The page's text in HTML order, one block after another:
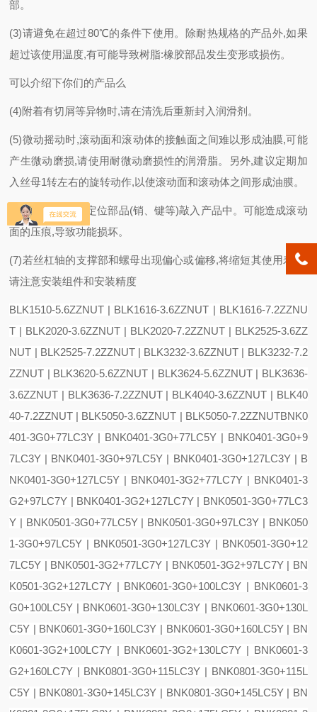
部。
(3)请避免在超过80℃的条件下使用。除耐热规格的产品外,如果
超过该使用温度,有可能导致树脂:橡胶部品发生变形或损伤。
可以介绍下你们的产品么
(4)附着有切屑等异物时,请在清洗后重新封入润滑剂。
(5)微动摇动时,滚动面和滚动体的接触面之间难以形成油膜,可能
产生微动磨损,请使用耐微动磨损性的润滑脂。另外,建议定期加
入丝母1转左右的旋转动作,以使滚动面和滚动体之间形成油膜。
(6)请不要强行将定位部品(销、键等)敲入产品中。可能造成滚动
面的压痕,导致功能损坏。
(7)若丝杠轴的支撑部和螺母出现偏心或偏移,将缩短其使用寿命,
请注意安装组件和安装精度
BLK1510-5.6ZZNUT | BLK1616-3.6ZZNUT | BLK1616-7.2ZZNU
T | BLK2020-3.6ZZNUT | BLK2020-7.2ZZNUT | BLK2525-3.6ZZ
NUT | BLK2525-7.2ZZNUT | BLK3232-3.6ZZNUT | BLK3232-7.2
ZZNUT | BLK3620-5.6ZZNUT | BLK3624-5.6ZZNUT | BLK3636-
3.6ZZNUT | BLK3636-7.2ZZNUT | BLK4040-3.6ZZNUT | BLK40
40-7.2ZZNUT | BLK5050-3.6ZZNUT | BLK5050-7.2ZZNUTBNK0
401-3G0+77LC3Y | BNK0401-3G0+77LC5Y | BNK0401-3G0+9
7LC3Y | BNK0401-3G0+97LC5Y | BNK0401-3G0+127LC3Y | B
NK0401-3G0+127LC5Y | BNK0401-3G2+77LC7Y | BNK0401-3
G2+97LC7Y | BNK0401-3G2+127LC7Y | BNK0501-3G0+77LC3
Y | BNK0501-3G0+77LC5Y | BNK0501-3G0+97LC3Y | BNK050
1-3G0+97LC5Y | BNK0501-3G0+127LC3Y | BNK0501-3G0+12
7LC5Y | BNK0501-3G2+77LC7Y | BNK0501-3G2+97LC7Y | BN
K0501-3G2+127LC7Y | BNK0601-3G0+100LC3Y | BNK0601-3
G0+100LC5Y | BNK0601-3G0+130LC3Y | BNK0601-3G0+130L
C5Y | BNK0601-3G0+160LC3Y | BNK0601-3G0+160LC5Y | BN
K0601-3G2+100LC7Y | BNK0601-3G2+130LC7Y | BNK0601-3
G2+160LC7Y | BNK0801-3G0+115LC3Y | BNK0801-3G0+115L
C5Y | BNK0801-3G0+145LC3Y | BNK0801-3G0+145LC5Y | BN